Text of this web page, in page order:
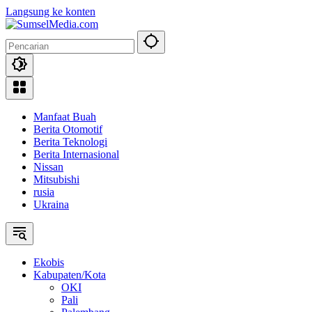
Langsung ke konten
Manfaat Buah
Berita Otomotif
Berita Teknologi
Berita Internasional
Nissan
Mitsubishi
rusia
Ukraina
Ekobis
Kabupaten/Kota
OKI
Pali